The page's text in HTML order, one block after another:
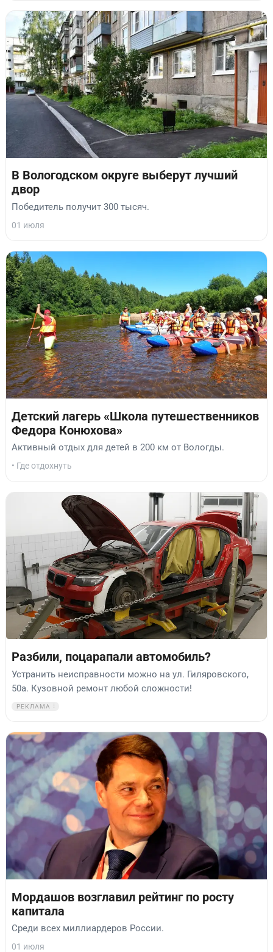
В Вологодском округе выберут лучший
двор
Победитель получит 300 тысяч.
01 июля
Детский лагерь «Школа путешественников
Федора Конюхова»
Активный отдых для детей в 200 км от Вологды.
• Где отдохнуть
Разбили, поцарапали автомобиль?
Устранить неисправности можно на ул. Гиляровского,
50а. Кузовной ремонт любой сложности!
РЕКЛАМА
Мордашов возглавил рейтинг по росту
капитала
Среди всех миллиардеров России.
01 июля